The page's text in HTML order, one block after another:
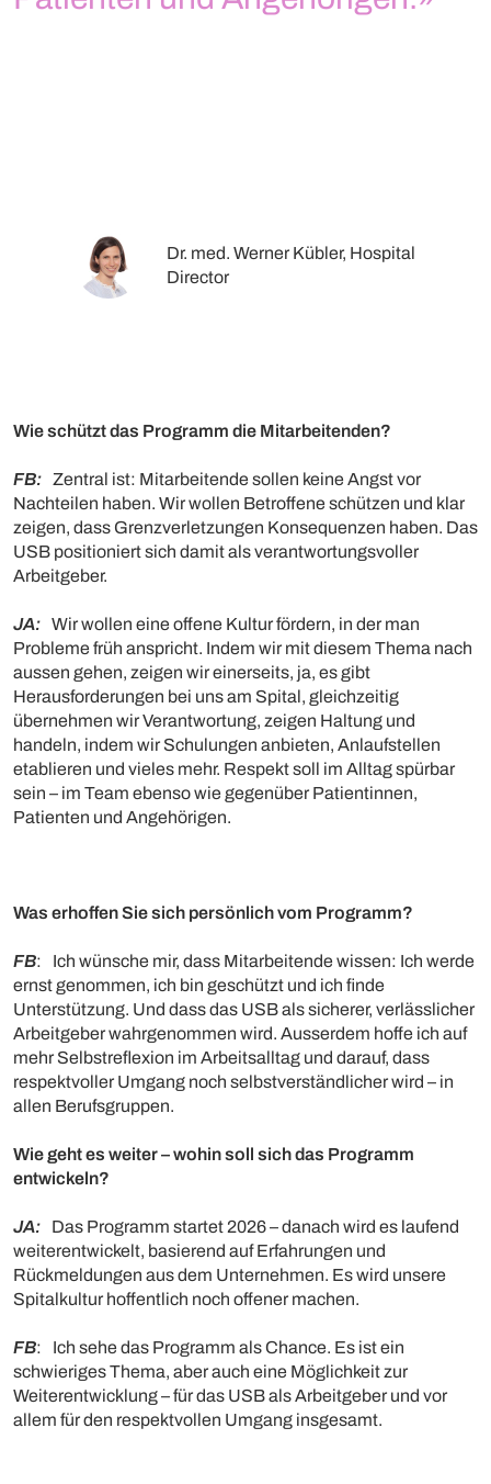
Dr. med. Werner Kübler, Hospital
Director
Wie schützt das Programm die Mitarbeitenden?
FB: Zentral ist: Mitarbeitende sollen keine Angst vor
Nachteilen haben. Wir wollen Betroffene schützen und klar
zeigen, dass Grenzverletzungen Konsequenzen haben. Das
USB positioniert sich damit als verantwortungsvoller
Arbeitgeber.
JA: Wir wollen eine offene Kultur fördern, in der man
Probleme früh anspricht. Indem wir mit diesem Thema nach
aussen gehen, zeigen wir einerseits, ja, es gibt
Herausforderungen bei uns am Spital, gleichzeitig
übernehmen wir Verantwortung, zeigen Haltung und
handeln, indem wir Schulungen anbieten, Anlaufstellen
etablieren und vieles mehr. Respekt soll im Alltag spürbar
sein – im Team ebenso wie gegenüber Patientinnen,
Patienten und Angehörigen.
Was erhoffen Sie sich persönlich vom Programm?
FB: Ich wünsche mir, dass Mitarbeitende wissen: Ich werde
ernst genommen, ich bin geschützt und ich finde
Unterstützung. Und dass das USB als sicherer, verlässlicher
Arbeitgeber wahrgenommen wird. Ausserdem hoffe ich auf
mehr Selbstreflexion im Arbeitsalltag und darauf, dass
respektvoller Umgang noch selbstverständlicher wird – in
allen Berufsgruppen.
Wie geht es weiter – wohin soll sich das Programm
entwickeln?
JA: Das Programm startet 2026 – danach wird es laufend
weiterentwickelt, basierend auf Erfahrungen und
Rückmeldungen aus dem Unternehmen. Es wird unsere
Spitalkultur hoffentlich noch offener machen.
FB: Ich sehe das Programm als Chance. Es ist ein
schwieriges Thema, aber auch eine Möglichkeit zur
Weiterentwicklung – für das USB als Arbeitgeber und vor
allem für den respektvollen Umgang insgesamt.